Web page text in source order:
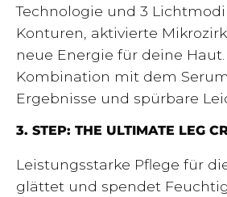
Technologie und 3
Konturen, aktivierte
neue Energie für deine
Kombination mit dem
Ergebnisse und spürbare
3. STEP: THE ULTIMATE LEG
Leistungsstarke Pflege für
glättet und spendet